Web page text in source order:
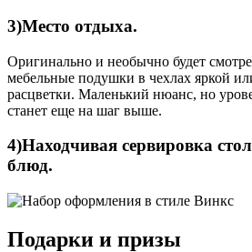
3)Место отдыха.
Оригинально и необычно будет
мебельные подушки в чехлах яркой
расцветки. Маленький нюанс, но
станет еще на шаг выше.
4)Находчивая сервировка
блюд.
Подарки и призы